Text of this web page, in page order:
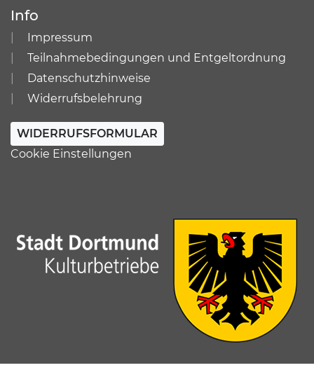
Info
Impressum
Teilnahmebedingungen und Entgeltordnung
Datenschutzhinweise
Widerrufsbelehrung
WIDERRUFSFORMULAR
Cookie Einstellungen